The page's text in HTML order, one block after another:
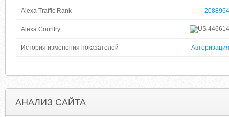
Alexa Traffic Rank 2088964
Alexa Country 446614
История изменения показателей Авторизация
АНАЛИЗ САЙТА